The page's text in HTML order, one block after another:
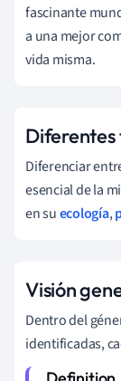
fascinante
a una mejor
vida misma.
Diferentes
Diferenciar
esencial de la
en suecología,
Visión
Dentro del
identificadas,